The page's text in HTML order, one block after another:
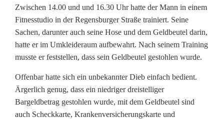
r
n
a
c
h
B
Zwischen 14.00 und und 16.30 Uhr hatte der Mann in einem
Fitnesstudio in der Regensburger Straße trainiert. Seine
Sachen, darunter auch seine Hose und dem Geldbeutel darin,
hatte er im Umkleideraum aufbewahrt. Nach seinem Training
musste er feststellen, dass sein Geldbeutel gestohlen wurde.
Offenbar hatte sich ein unbekannter Dieb einfach bedient.
Ärgerlich genug, dass ein niedriger dreistelliger
Bargeldbetrag gestohlen wurde, mit dem Geldbeutel sind
auch Scheckkarte, Krankenversicherungskarte und